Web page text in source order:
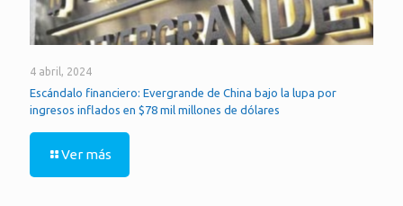
4 abril, 2024
Escándalo financiero: Evergrande de China bajo la lupa por
ingresos inflados en $78 mil millones de dólares
Ver más